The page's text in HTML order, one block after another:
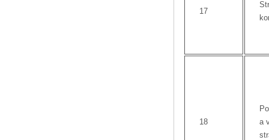
17
18
a